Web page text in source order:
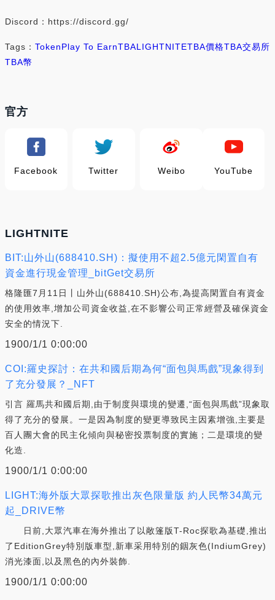
Discord：https://discord.gg/
Tags： TokenPlay To EarnTBALIGHTNITETBA價格TBA交易所
TBA幣
官方
Facebook Twitter Weibo YouTube
LIGHTNITE
BIT:山外山(688410.SH)：擬使用不超2.5億元閑置自有
資金進行現金管理_bitGet交易所
格隆匯7月11日丨山外山(688410.SH)公布,為提高閑置自有資金
的使用效率,增加公司資金收益,在不影響公司正常經營及確保資金
安全的情況下.
1900/1/1 0:00:00
COI:羅史探討：在共和國后期為何“面包與馬戲”現象得到
了充分發展？_NFT
引言 羅馬共和國后期,由于制度與環境的變遷,“面包與馬戲”現象取
得了充分的發展。一是因為制度的變更導致民主因素增強,主要是
百人團大會的民主化傾向與秘密投票制度的實施；二是環境的變
化造.
1900/1/1 0:00:00
LIGHT:海外版大眾探歌推出灰色限量版 約人民幣34萬元
起_DRIVE幣
日前,大眾汽車在海外推出了以敞篷版T-Roc探歌為基礎,推出
了EditionGrey特別版車型,新車采用特別的銦灰色(IndiumGrey)
消光漆面,以及黑色的內外裝飾.
1900/1/1 0:00:00